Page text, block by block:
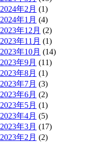
2024年2月 (1)
2024年1月 (4)
2023年12月 (2)
2023年11月 (1)
2023年10月 (14)
2023年9月 (11)
2023年8月 (1)
2023年7月 (3)
2023年6月 (2)
2023年5月 (1)
2023年4月 (5)
2023年3月 (17)
2023年2月 (2)